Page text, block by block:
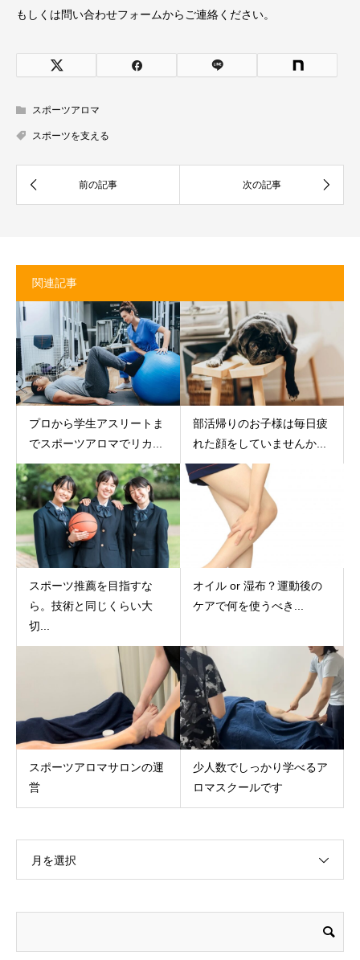
もしくは問い合わせフォームからご連絡ください。
スポーツアロマ
スポーツを支える
関連記事
プロから学生アスリートま
でスポーツアロマでリカ...
部活帰りのお子様は毎日疲
れた顔をしていませんか...
スポーツ推薦を目指すな
ら。技術と同じくらい大
切...
オイル or 湿布？運動後の
ケアで何を使うべき...
スポーツアロマサロンの運
営
少人数でしっかり学べるア
ロマスクールです
月を選択